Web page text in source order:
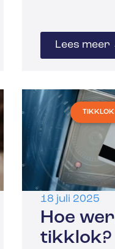
Lees meer
TIKKLOK
18 juli 2025
Hoe
tikklok?